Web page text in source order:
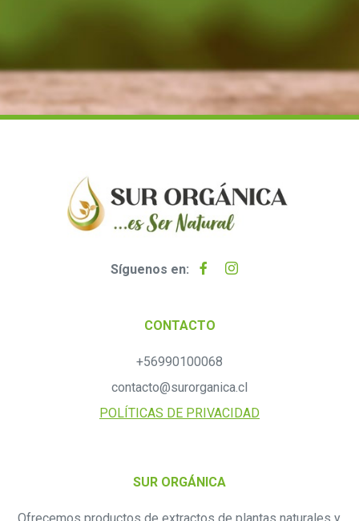
Síguenos en:
CONTACTO
+56990100068
contacto@surorganica.cl
POLÍTICAS DE PRIVACIDAD
SUR ORGÁNICA